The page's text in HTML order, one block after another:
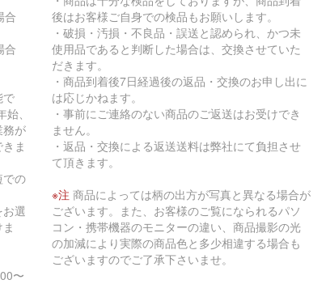
合
合
で
、
務が
ま
での
選
〜
後はお客様ご自身での検品もお願いします。
・破損・汚損・不良品・誤送と認められ、かつ未
使用品であると判断した場合は、交換させていた
だきます。
・商品到着後7日経過後の返品・交換のお申し出に
は応じかねます。
・事前にご連絡のない商品のご返送はお受けでき
ません。
・返品・交換による返送送料は弊社にて負担させ
て頂きます。
※注 商品によっては柄の出方が写真と異なる場合が
ございます。また、お客様のご覧になられるパソ
コン・携帯機器のモニターの違い、商品撮影の光
の加減により実際の商品色と多少相違する場合も
ございますのでご了承下さいませ。